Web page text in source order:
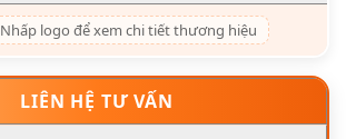
Nhấp logo để xem chi tiết thương hiệu
LIÊN HỆ TƯ VẤN